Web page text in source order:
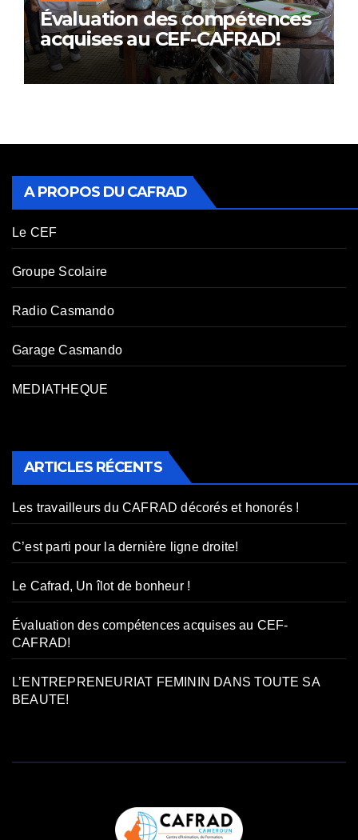
Évaluation des compétences
acquises au CEF-CAFRAD!
A PROPOS DU CAFRAD
Le CEF
Groupe Scolaire
Radio Casmando
Garage Casmando
MEDIATHEQUE
ARTICLES RÉCENTS
Les travailleurs du CAFRAD décorés et honorés !
C’est parti pour la dernière ligne droite!
Le Cafrad, Un îlot de bonheur !
Évaluation des compétences acquises au CEF-
CAFRAD!
L’ENTREPRENEURIAT FEMININ DANS TOUTE SA
BEAUTE!